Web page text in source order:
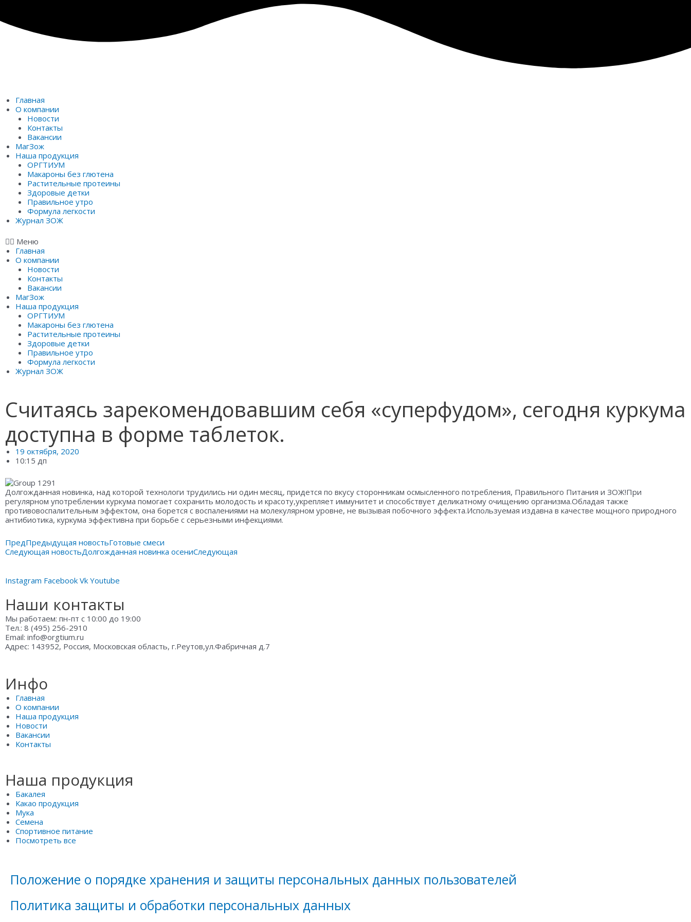
содержимому
Главная
О компании
Новости
Контакты
Вакансии
МагЗож
Наша продукция
ОРГТИУМ
Макароны без глютена
Растительные протеины
Здоровые детки
Правильное утро
Формула легкости
Журнал ЗОЖ
Меню
Главная
О компании
Новости
Контакты
Вакансии
МагЗож
Наша продукция
ОРГТИУМ
Макароны без глютена
Растительные протеины
Здоровые детки
Правильное утро
Формула легкости
Журнал ЗОЖ
Считаясь зарекомендовавшим себя «суперфудом», сегодня куркума
доступна в форме таблеток.
19 октября, 2020
10:15 дп
Долгожданная новинка, над которой технологи трудились ни один месяц, придется по вкусу сторонникам осмысленного потребления, Правильного Питания и ЗОЖ!При
регулярном употреблении куркума помогает сохранить молодость и красоту,укрепляет иммунитет и способствует деликатному очищению организма.Обладая также
противовоспалительным эффектом, она борется с воспалениями на молекулярном уровне, не вызывая побочного эффекта.Используемая издавна в качестве мощного природного
антибиотика, куркума эффективна при борьбе с серьезными инфекциями.
ПредПредыдущая новостьГотовые смеси
Следующая новостьДолгожданная новинка осениСледующая
Instagram Facebook Vk Youtube
Наши контакты
Мы работаем: пн-пт с 10:00 до 19:00
Тел.: 8 (495) 256-2910
Email: info@orgtium.ru
Адрес: 143952, Россия, Московская область, г.Реутов,ул.Фабричная д.7
Инфо
Главная
О компании
Наша продукция
Новости
Вакансии
Контакты
Наша продукция
Бакалея
Какао продукция
Мука
Семена
Спортивное питание
Посмотреть все
Положение о порядке хранения и защиты персональных данных пользователей
Политика защиты и обработки персональных данных